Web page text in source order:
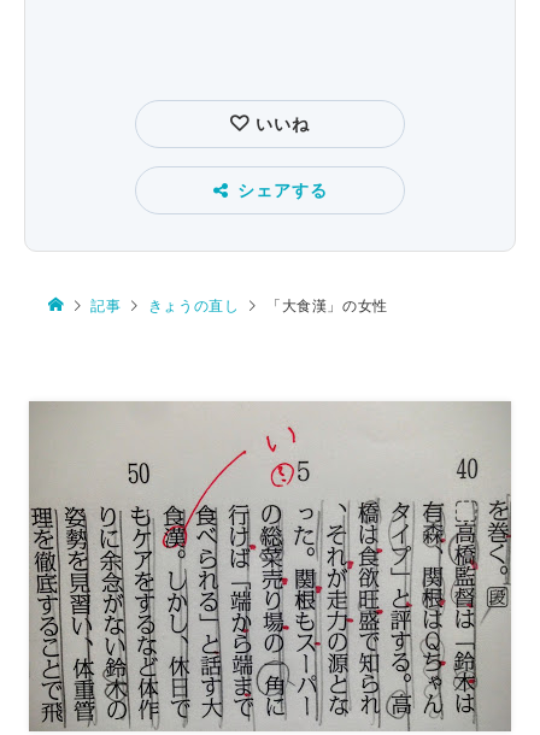
いいね
シェアする
記事 きょうの直し 「大食漢」の女性